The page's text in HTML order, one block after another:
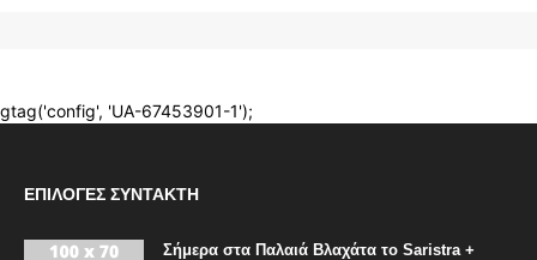
ΕΠΙΛΟΓΈΣ ΣΥΝΤΆΚΤΗ
Σήμερα στα Παλαιά Βλαχάτα το Saristra +